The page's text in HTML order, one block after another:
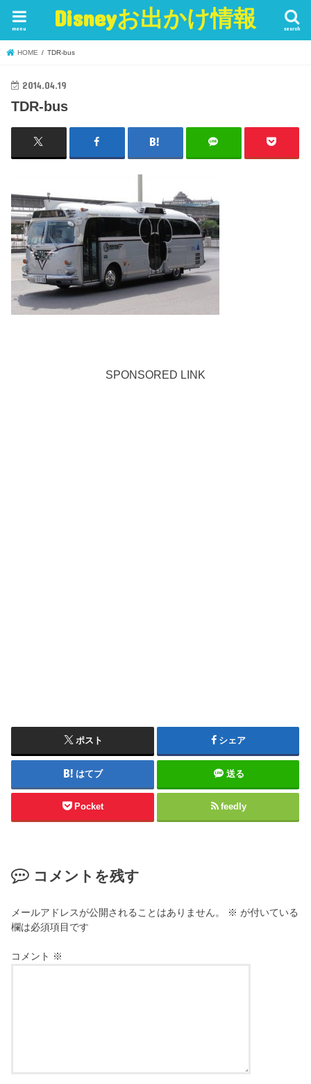
Disneyお出かけ情報 search
menu
HOME TDR-bus
2014.04.19
TDR-bus
SPONSORED LINK
ポスト シェア
はてブ 送る
Pocket feedly
コメントを残す
メールアドレスが公開されることはありません。 ※ が付いている
欄は必須項目です
コメント ※